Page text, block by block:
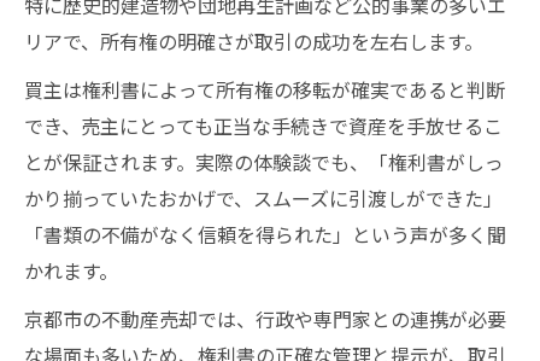
リアで、所有権の明確さが取引の成功を左右します。
買主は権利書によって所有権の移転が確実であると判断
でき、売主にとっても正当な手続きで資産を手放せるこ
とが保証されます。実際の体験談でも、「権利書がしっ
かり揃っていたおかげで、スムーズに引渡しができた」
「書類の不備がなく信頼を得られた」という声が多く聞
かれます。
京都市の不動産売却では、行政や専門家との連携が必要
な場面も多いため、権利書の正確な管理と提示が、取引